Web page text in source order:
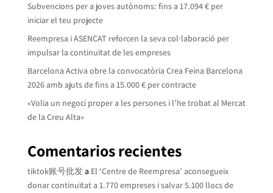
Subvencions per a joves autònoms: fins a 17.094 € per
iniciar el teu projecte
Reempresa i ASENCAT reforcen la seva col·laboració per
impulsar la continuïtat de les empreses
Barcelona Activa obre la convocatòria Crea Feina Barcelona
2026 amb ajuts de fins a 15.000 € per contracte
«Volia un negoci proper a les persones i l’he trobat al Mercat
de la Creu Alta»
Comentarios recientes
tiktok账号批发a El ‘Centre de Reempresa’ aconsegueix
donar continuïtat a 1.770 empreses i salvar 5.100 llocs de